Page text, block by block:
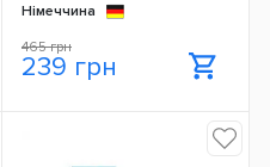
Німеччина
465 грн
239 грн